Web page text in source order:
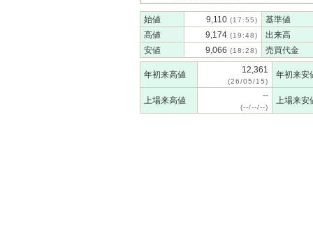
始値 9,110 (17:55)
基準値
高値
9,174 (19:48)
出来高
安値
9,066 (18:28) 売買代金
年初来高値 12,361
(26/05/15)
年初来安
上場来高値 --
(--/--/--)
上場来安